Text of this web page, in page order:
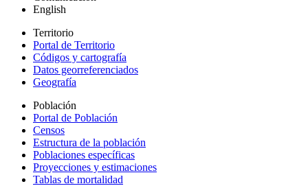
English
Territorio
Portal de Territorio
Códigos y cartografía
Datos georreferenciados
Geografía
Población
Portal de Población
Censos
Estructura de la población
Poblaciones específicas
Proyecciones y estimaciones
Tablas de mortalidad